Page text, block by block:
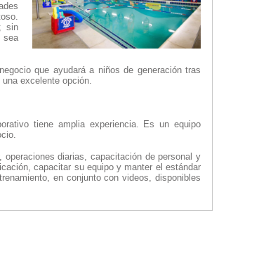
sin
sea
que ayudará a niños de generación tras
excelente opción.
tiene amplia experiencia. Es un equipo
diarias, capacitación de personal y
capacitar su equipo y manter el estándar
en conjunto con videos, disponibles